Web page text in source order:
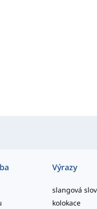
Výrazy
kolokace